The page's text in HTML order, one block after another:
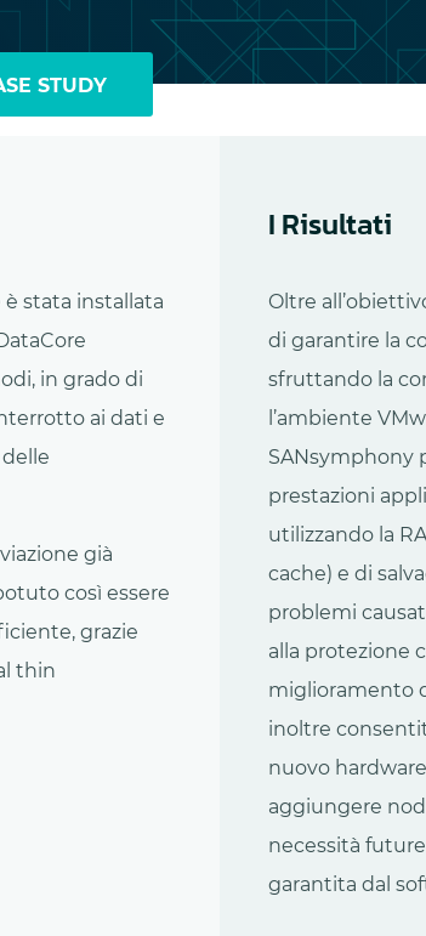
STUDY
stata installata
in grado di
ai dati e
già
così essere
grazie
thin
I Risultati
Oltre
di garantire la
sfruttando la
l’ambiente
SANsymphony
prestazioni
utilizzando la
cache) e di
problemi
alla protezione
miglioramento
inoltre
nuovo
aggiungere
necessità
garantita dal